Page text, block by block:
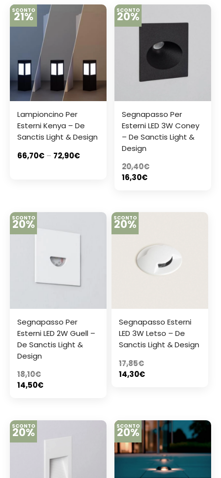
SCONTO
21%
Lampioncino Per
Esterni Kenya – De
Sanctis Light & Design
66,70€ – 72,90€
SCONTO
20%
Segnapasso Per
Esterni LED 3W Coney
– De Sanctis Light &
Design
20,40€
16,30€
SCONTO
20%
Segnapasso Per
Esterni LED 2W Guell –
De Sanctis Light &
Design
18,10€
14,50€
SCONTO
20%
Segnapasso Esterni
LED 3W Letso – De
Sanctis Light & Design
17,85€
14,30€
SCONTO
20% SCONTO
20%